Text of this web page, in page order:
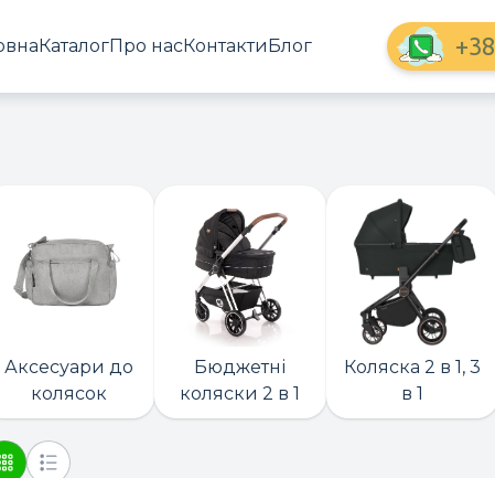
КаталогПро насКонтактиБлог +38
Аксесуари до
колясок
Бюджетні
коляски 2 в 1
Коляска 2 в 1, 3
в 1